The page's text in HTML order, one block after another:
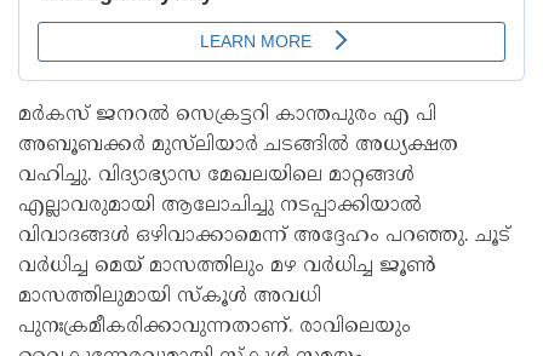
മർകസ് ജനറൽ സെക്രട്ടറി കാന്തപുരം എ പി
അബൂബക്കർ മുസ്‌ലിയാർ ചടങ്ങിൽ അധ്യക്ഷത
വഹിച്ചു. വിദ്യാഭ്യാസ മേഖലയിലെ മാറ്റങ്ങൾ
എല്ലാവരുമായി ആലോചിച്ചു നടപ്പാക്കിയാൽ
വിവാദങ്ങൾ ഒഴിവാക്കാമെന്ന് അദ്ദേഹം പറഞ്ഞു. ചൂട്
വർധിച്ച മെയ് മാസത്തിലും മഴ വർധിച്ച ജൂൺ
മാസത്തിലുമായി സ്കൂൾ അവധി
പുനഃക്രമീകരിക്കാവുന്നതാണ്. രാവിലെയും